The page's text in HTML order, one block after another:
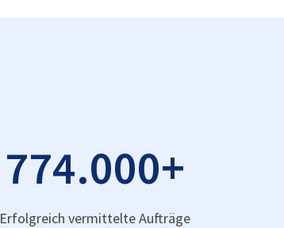
774.000+
Erfolgreich vermittelte Aufträge